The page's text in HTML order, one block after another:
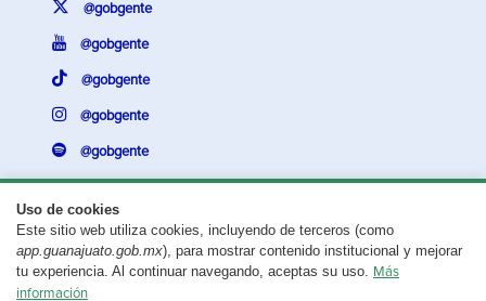
Uso de cookies
Este sitio web utiliza cookies, incluyendo de terceros (como
app.guanajuato.gob.mx), para mostrar contenido institucional y mejorar
tu experiencia. Al continuar navegando, aceptas su uso. Más
información
@gobgente
@gobgente
@gobgente
@gobgente
@gobgente
¿Existe algún problema con esta página?Repórtalo aquí.
Aviso legal